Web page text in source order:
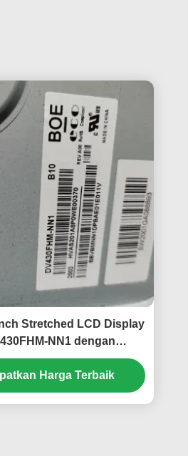
Stretched LCD Display
NN1 dengan
400cd/m2 Resolusi
Piksel dan Konektor
51pin
Harga Terbaik